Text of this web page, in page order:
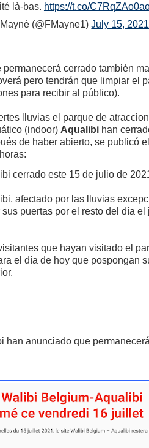
là-bas. https://t.co/
(@FMayne1)July 15, 2021
permanecerá cerrado también
pero tendrán que limpiar el
para recibir al público).
lluvias el parque de
(indoor) Aqualibihan
de haber abierto, se publicó
cerrado este 15 de julio de
afectado por las lluvias
puertas por el resto del día el
que hayan visitado el
el día de hoy que pospongan
han anunciado que